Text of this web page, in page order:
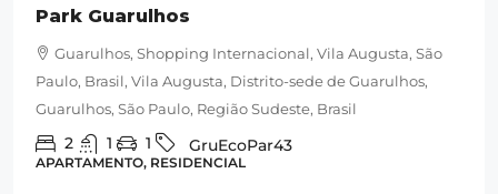
Park Guarulhos
Guarulhos, Shopping Internacional, Vila Augusta, São
Paulo, Brasil, Vila Augusta, Distrito-sede de Guarulhos,
Guarulhos, São Paulo, Região Sudeste, Brasil
2 1 1 GruEcoPar43
APARTAMENTO, RESIDENCIAL